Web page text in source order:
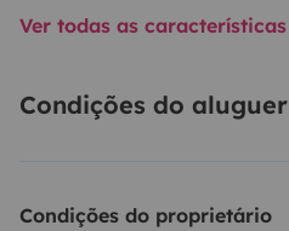
Ver todas as características
Condições do aluguer
Condições do proprietário